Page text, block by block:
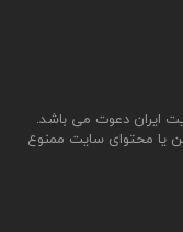
ایران دعوت می باشد.
یا محتوای سایت ممنوع